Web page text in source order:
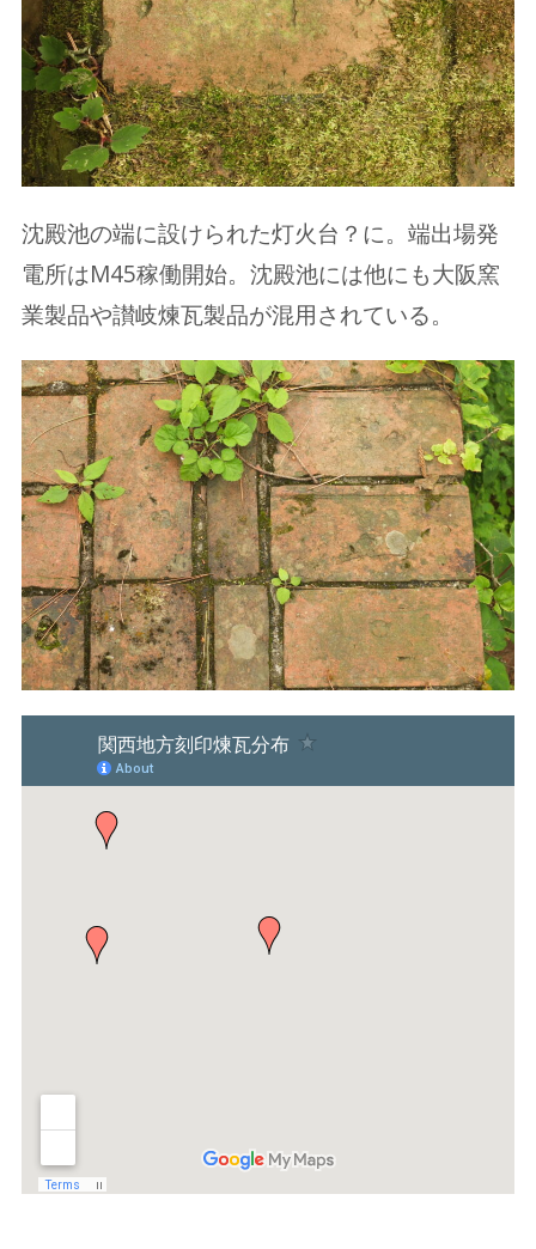
沈殿池の端に設けられた灯火台？に。端出場発
電所はM45稼働開始。沈殿池には他にも大阪窯
業製品や讃岐煉瓦製品が混用されている。